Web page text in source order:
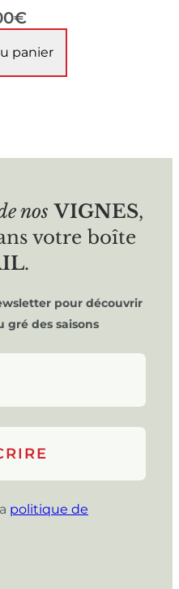
€
panier
nos VIGNES,
votre boîte
.
pour découvrir
gré des saisons
politique de